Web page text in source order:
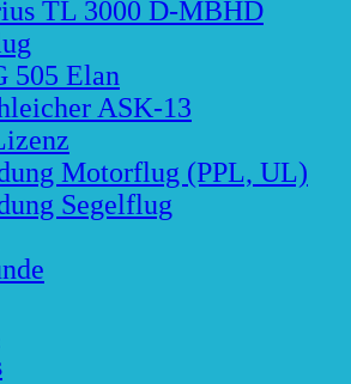
TL 3000 D-MBHD
505 Elan
ASK-13
Motorflug (PPL, UL)
Segelflug